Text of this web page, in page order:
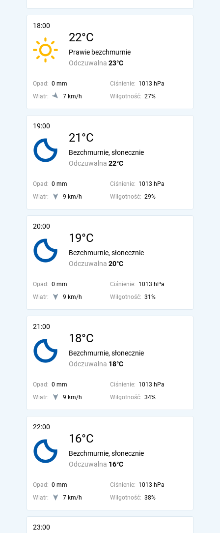
18:00
22°C
Odczuwalna 23°C
Prawie bezchmurnie
Opad: 0 mm Ciśnienie: 1013 hPa
Wiatr:
7 km/h Wilgotność: 27%
19:00
21°C
Odczuwalna 22°C
Bezchmurnie, słonecznie
Opad: 0 mm Ciśnienie: 1013 hPa
Wiatr:
9 km/h Wilgotność: 29%
20:00
19°C
Odczuwalna 20°C
Bezchmurnie, słonecznie
Opad: 0 mm Ciśnienie: 1013 hPa
Wiatr:
9 km/h Wilgotność: 31%
21:00
18°C
Odczuwalna 18°C
Bezchmurnie, słonecznie
Opad: 0 mm Ciśnienie: 1013 hPa
Wiatr:
9 km/h Wilgotność: 34%
22:00
16°C
Odczuwalna 16°C
Bezchmurnie, słonecznie
Opad: 0 mm Ciśnienie: 1013 hPa
Wiatr:
7 km/h Wilgotność: 38%
23:00